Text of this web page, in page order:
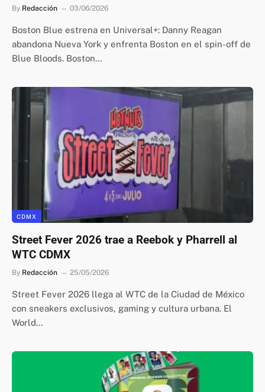
By Redacción 03/06/2026
Boston Blue estrena en Universal+: Danny Reagan
abandona Nueva York y enfrenta Boston en el spin-off de
Blue Bloods. Boston…
CDMX
Street Fever 2026 trae a Reebok y Pharrell al
WTC CDMX
By Redacción 25/05/2026
Street Fever 2026 llega al WTC de la Ciudad de México
con sneakers exclusivos, gaming y cultura urbana. El
World…